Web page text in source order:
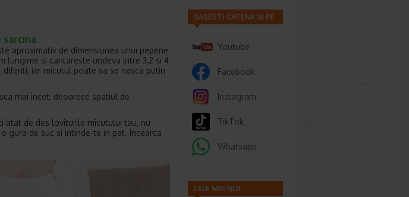
aproximativ de dimensiunea unui pepene
lungime si cantareste undeva intre 3,2 si 4
iar micutul poate sa se nasca putin
mai incet, deoarece spatiul de
atat de des loviturile micutului tau, nu
gura de suc si intinde-te in pat. Incearca
GASESTI CATENA SI PE
Youtube
Facebook
Instagram
TikTok
Whatsapp
CELE MAI NOI